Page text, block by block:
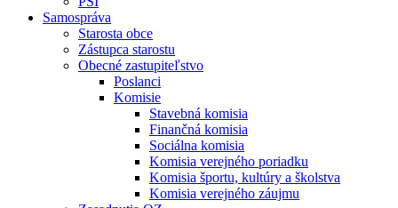
Samospráva
Starosta obce
Zástupca starostu
Obecné zastupiteľstvo
Poslanci
Komisie
Stavebná komisia
Finančná komisia
Sociálna komisia
Komisia verejného poriadku
Komisia športu, kultúry a školstva
Komisia verejného záujmu